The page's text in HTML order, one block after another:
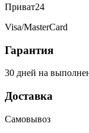
Приват24
Visa/MasterCard
Гарантия
30 дней на
Доставка
Самовывоз